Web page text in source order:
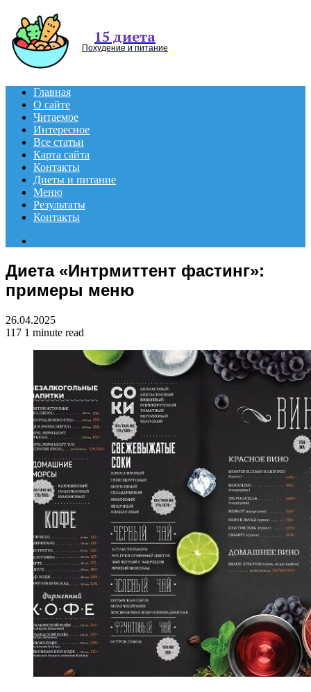
15 диета
Похудение и питание
Главная
О сайте
Читаемое
Интересное
Все статьи
Карта сайта
Контакты
Диеты и питание
Меню
Результаты
Контакты
Диета «Интрмиттент фастинг»:
примеры меню
26.04.2025
117 1 minute read